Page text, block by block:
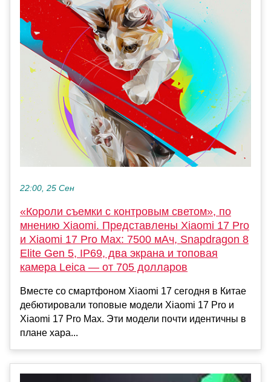
22:00, 25 Сен
«Короли съемки с контровым светом», по
мнению Xiaomi. Представлены Xiaomi 17 Pro
и Xiaomi 17 Pro Max: 7500 мАч, Snapdragon 8
Elite Gen 5, IP69, два экрана и топовая
камера Leica — от 705 долларов
Вместе со смартфоном Xiaomi 17 сегодня в Китае
дебютировали топовые модели Xiaomi 17 Pro и
Xiaomi 17 Pro Max. Эти модели почти идентичны в
плане хара...